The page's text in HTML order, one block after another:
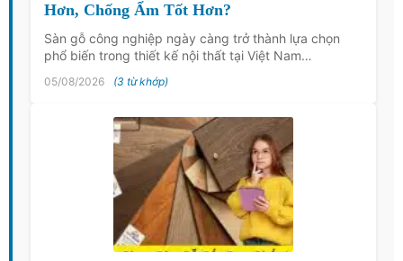
Hơn, Chống Ẩm Tốt Hơn?
Sàn gỗ công nghiệp ngày càng trở thành lựa chọn
phổ biến trong thiết kế nội thất tại Việt Nam…
05/08/2026 (3 từ khớp)